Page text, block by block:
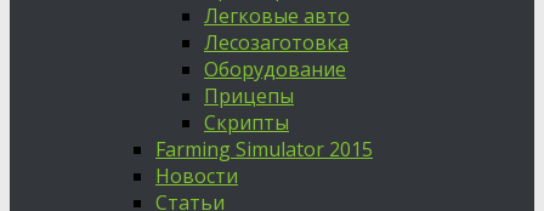
Легковые авто
Лесозаготовка
Оборудование
Прицепы
Скрипты
Farming Simulator 2015
Новости
Статьи